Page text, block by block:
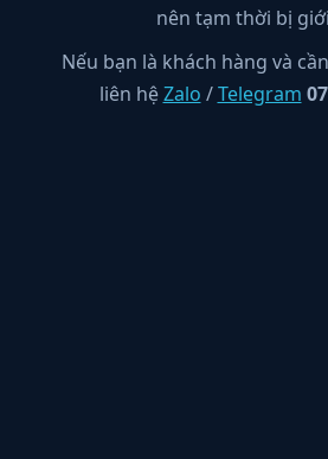
nên tạm thời bị
Nếu bạn là khách hàng và
liên hệZalo /Telegram